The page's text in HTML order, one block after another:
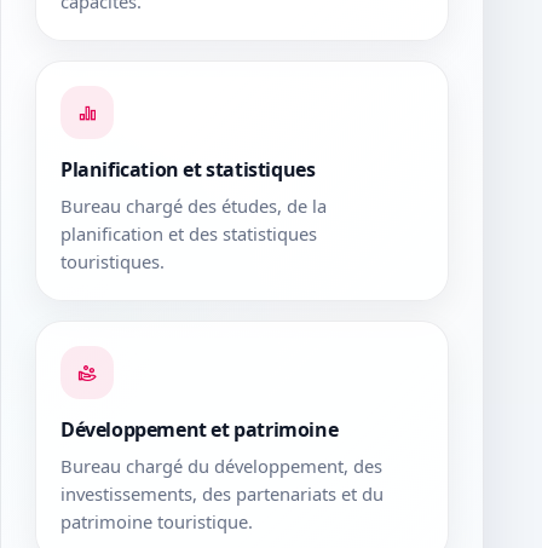
Planification et statistiques
Bureau chargé des études, de la
planification et des statistiques
touristiques.
Développement et patrimoine
Bureau chargé du développement, des
investissements, des partenariats et du
patrimoine touristique.